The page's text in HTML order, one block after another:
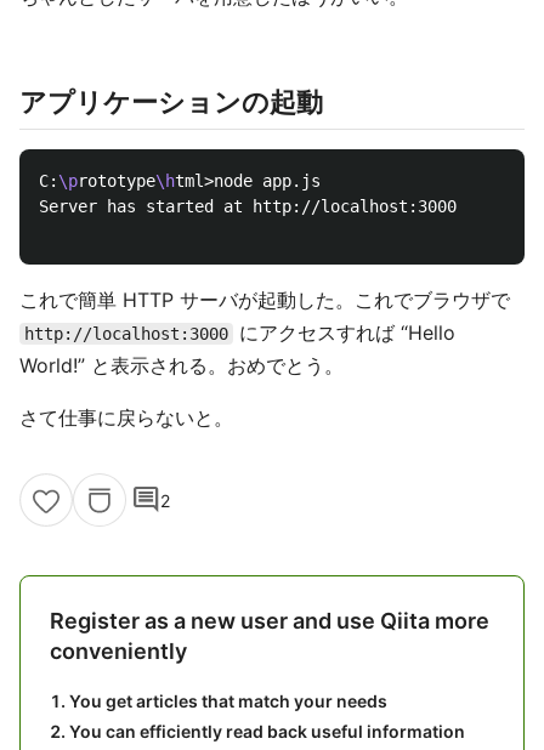
アプリケーションの起動
C: \prototype\html>node app.js
Server has started at http://localhost:3000
これで簡単 HTTP サーバが起動した。これでブラウザで
http://localhost:3000
にアクセスすれば “Hello
World!” と表示される。おめでとう。
さて仕事に戻らないと。
comment2
Register as a new user and use Qiita more
conveniently
You get articles that match your needs
You can efficiently read back useful information